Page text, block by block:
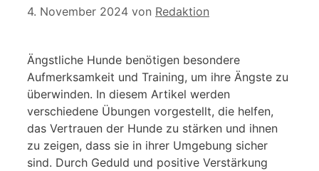
4. November 2024 von Redaktion
Ängstliche Hunde benötigen besondere
Aufmerksamkeit und Training, um ihre Ängste zu
überwinden. In diesem Artikel werden
verschiedene Übungen vorgestellt, die helfen,
das Vertrauen der Hunde zu stärken und ihnen
zu zeigen, dass sie in ihrer Umgebung sicher
sind. Durch Geduld und positive Verstärkung